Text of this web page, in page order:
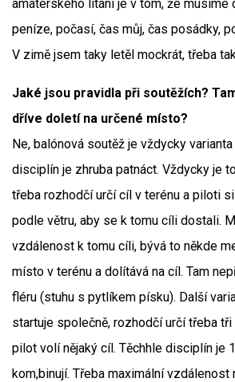
amatérského lítání je v tom, že musíme
peníze, počasí, čas můj, čas posádky,
V zimě jsem taky letěl mockrát, třeba
Jaké jsou pravidla při soutěžích?
dříve doletí na určené místo?
Ne, balónová soutěž je vždycky
disciplín je zhruba patnáct. Vždycky je
třeba rozhodčí určí cíl v terénu a piloti
podle větru, aby se k tomu cíli dostali.
vzdálenost k tomu cíli, bývá to někde
místo v terénu a dolítává na cíl. Tam
fléru (stuhu s pytlíkem písku). Další
startuje společně, rozhodčí určí třeba
pilot volí nějaký cíl. Těchhle disciplín je
kom,binují. Třeba maximální